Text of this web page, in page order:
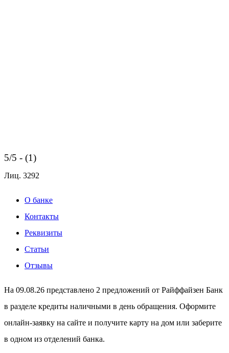
5/5 - (1)
Лиц. 3292
О банке
Контакты
Реквизиты
Статьи
Отзывы
На 09.08.26 представлено 2 предложений от Райффайзен Банк
в разделе кредиты наличными в день обращения. Оформите
онлайн-заявку на сайте и получите карту на дом или заберите
в одном из отделений банка.